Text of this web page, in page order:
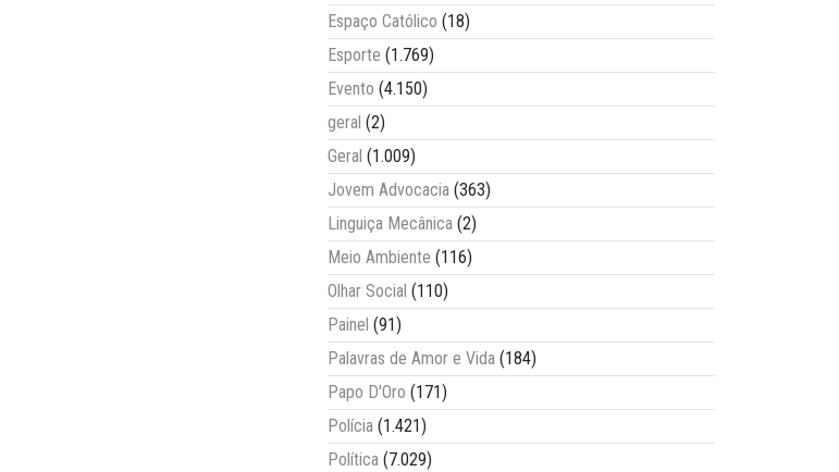
Espaço Católico (18)
Esporte (1.769)
Evento (4.150)
geral (2)
Geral (1.009)
Jovem Advocacia (363)
Linguiça Mecânica (2)
Meio Ambiente (116)
Olhar Social (110)
Painel (91)
Palavras de Amor e Vida (184)
Papo D'Oro (171)
Polícia (1.421)
Política (7.029)